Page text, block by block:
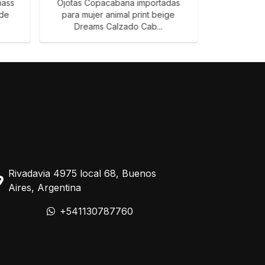
Ojotas Copacabana importadas
para mujer animal print beige
Dreams Calzado Cab...
Rivadavia 4975 local 68, Buenos
Aires, Argentina
+541130787760